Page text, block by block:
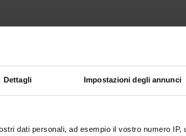
Dettagli Impostazioni degli annunci
dati personali, ad esempio il vostro numero IP,
(E-Wine and E-Flour projects)